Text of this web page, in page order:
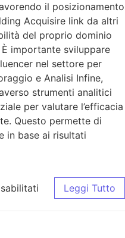
il posizionamento
Acquisire link da altri
del proprio dominio
importante sviluppare
nel settore per
e Analisi Infine,
strumenti analitici
per valutare l’efficacia
Questo permette di
in base ai risultati
Leggi Tutto